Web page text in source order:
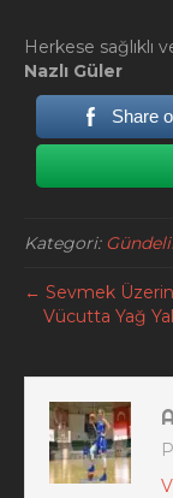
Herkese sağlıklı
Nazlı Güler
Share
Kategori:
← Sevmek
Vücutta Yağ